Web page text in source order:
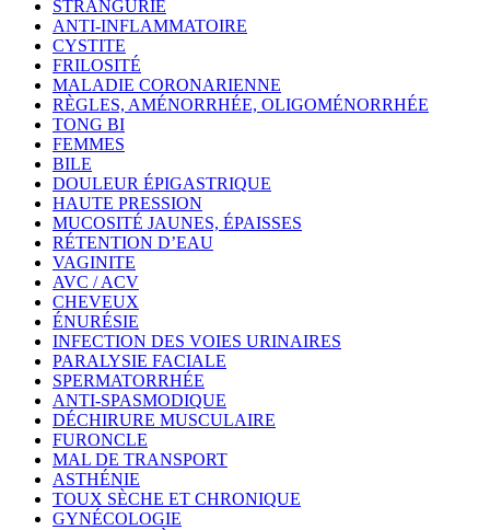
STRANGURIE
ANTI-INFLAMMATOIRE
CYSTITE
FRILOSITÉ
MALADIE CORONARIENNE
RÈGLES, AMÉNORRHÉE, OLIGOMÉNORRHÉE
TONG BI
FEMMES
BILE
DOULEUR ÉPIGASTRIQUE
HAUTE PRESSION
MUCOSITÉ JAUNES, ÉPAISSES
RÉTENTION D’EAU
VAGINITE
AVC / ACV
CHEVEUX
ÉNURÉSIE
INFECTION DES VOIES URINAIRES
PARALYSIE FACIALE
SPERMATORRHÉE
ANTI-SPASMODIQUE
DÉCHIRURE MUSCULAIRE
FURONCLE
MAL DE TRANSPORT
ASTHÉNIE
TOUX SÈCHE ET CHRONIQUE
GYNÉCOLOGIE